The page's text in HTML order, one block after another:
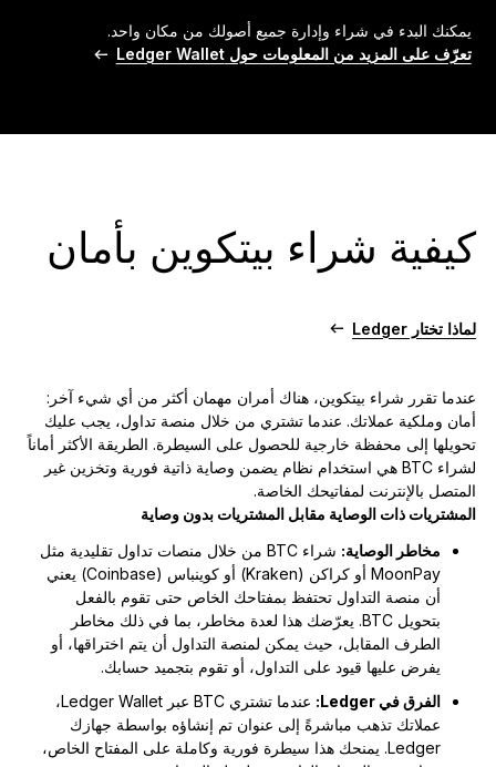
يمكنك البدء في شراء وإدارة جميع أصولك من مكان واحد.
تعرّف على المزيد من المعلومات حول Ledger Wallet
كيفية شراء بيتكوين بأمان
لماذا تختار Ledger
عندما تقرر شراء بيتكوين، هناك أمران مهمان أكثر من أي شيء آخر:
أمان وملكية عملاتك. عندما تشتري من خلال منصة تداول، يجب عليك
تحويلها إلى محفظة خارجية للحصول على السيطرة. الطريقة الأكثر أماناً
لشراء BTC هي استخدام نظام يضمن وصاية ذاتية فورية وتخزين غير
المتصل بالإنترنت لمفاتيحك الخاصة.
المشتريات ذات الوصاية مقابل المشتريات بدون وصاية
مخاطر الوصاية:
شراء BTC من خلال منصات تداول تقليدية مثل
MoonPay أو كراكن (Kraken) أو كوينباس (Coinbase) يعني
أن منصة التداول تحتفظ بمفتاحك الخاص حتى تقوم بالفعل
بتحويل BTC. يعرّضك هذا لعدة مخاطر، بما في ذلك مخاطر
الطرف المقابل، حيث يمكن لمنصة التداول أن يتم اختراقها، أو
يفرض عليها قيود على التداول، أو تقوم بتجميد حسابك.
الفرق في Ledger:
عندما تشتري BTC عبر Ledger Wallet،
عملاتك تذهب مباشرةً إلى عنوان تم إنشاؤه بواسطة جهازك
Ledger. يمنحك هذا سيطرة فورية وكاملة على المفتاح الخاص،